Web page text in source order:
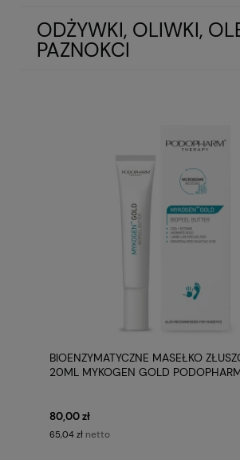
ODŻYWKI, OLIWKI,
PAZNOKCI
BIOENZYMATYCZNE MASEŁKO
20ML MYKOGEN GOLD
80,00 zł
65,04 zł netto